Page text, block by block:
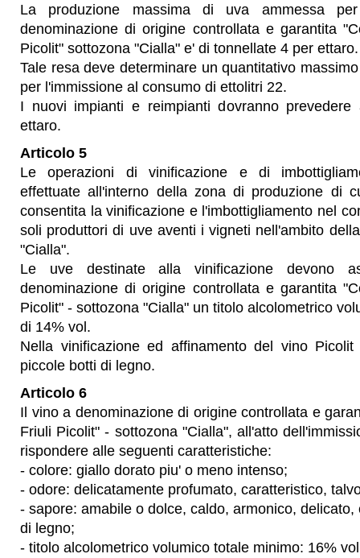
La produzione massima di uva ammessa
denominazione di origine controllata e garantita
Picolit" sottozona "Cialla" e' di tonnellate 4 per ettaro.
Tale resa deve determinare un quantitativo
per l'immissione al consumo di ettolitri 22.
I nuovi impianti e reimpianti dovranno
ettaro.
Articolo 5
Le operazioni di vinificazione e di
effettuate all'interno della zona di produzione di
consentita la vinificazione e l'imbottigliamento nel
soli produttori di uve aventi i vigneti nell'ambito
"Cialla".
Le uve destinate alla vinificazione devono
denominazione di origine controllata e garantita
Picolit" - sottozona "Cialla" un titolo alcolometrico
di 14% vol.
Nella vinificazione ed affinamento del vino
piccole botti di legno.
Articolo 6
Il vino a denominazione di origine controllata e
Friuli Picolit" - sottozona "Cialla", all'atto
rispondere alle seguenti caratteristiche:
- colore: giallo dorato piu' o meno intenso;
- odore: delicatamente profumato, caratteristico,
- sapore: amabile o dolce, caldo, armonico,
di legno;
- titolo alcolometrico volumico totale minimo: 16%